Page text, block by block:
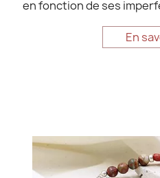
en fonction de ses
En